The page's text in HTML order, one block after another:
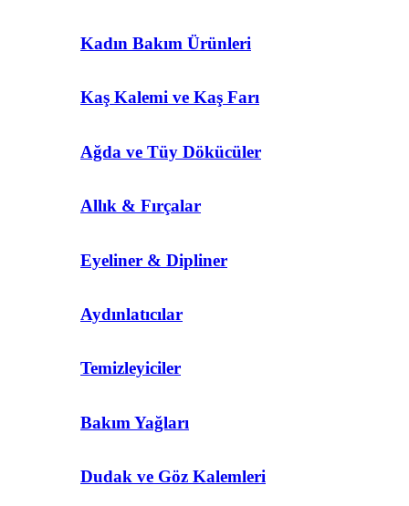
Kadın Bakım Ürünleri
Kaş Kalemi ve Kaş Farı
Ağda ve Tüy Dökücüler
Allık & Fırçalar
Eyeliner & Dipliner
Aydınlatıcılar
Temizleyiciler
Bakım Yağları
Dudak ve Göz Kalemleri